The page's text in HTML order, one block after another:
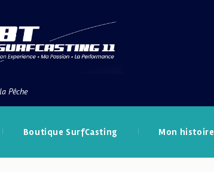
Pêche
Boutique SurfCasting Mon histoire